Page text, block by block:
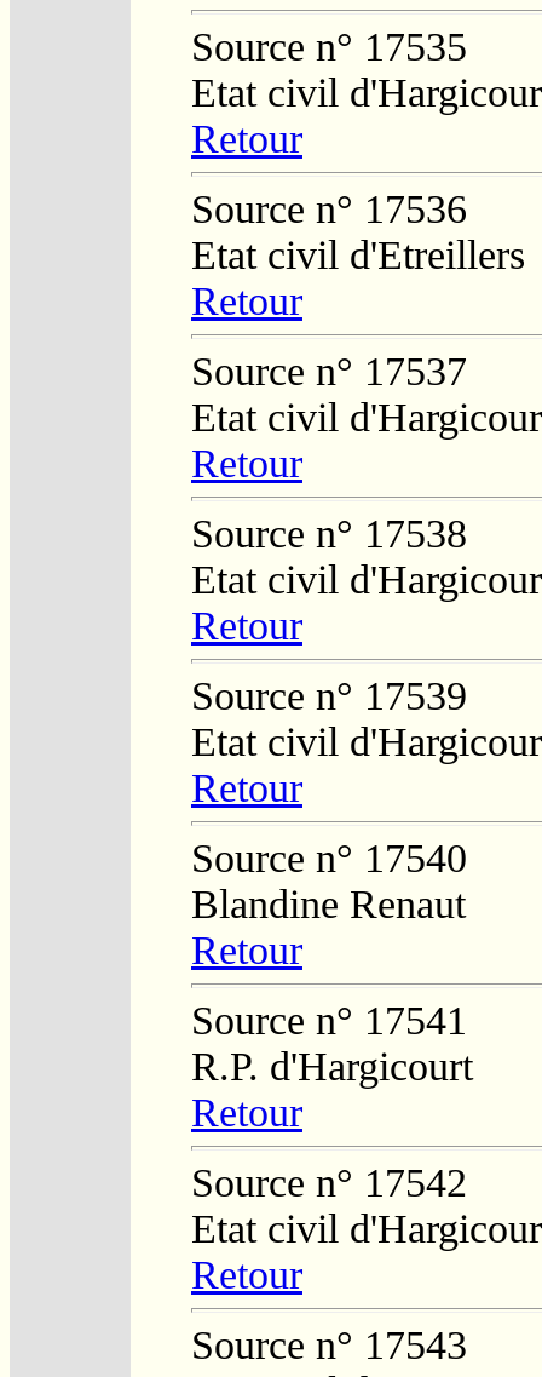
Source n° 17535
Etat civil
Retour
Source n° 17536
Etat civil d'Etreillers
Retour
Source n° 17537
Etat civil
Retour
Source n° 17538
Etat civil
Retour
Source n° 17539
Etat civil
Retour
Source n° 17540
Blandine Renaut
Retour
Source n° 17541
R.P. d'Hargicourt
Retour
Source n° 17542
Etat civil
Retour
Source n° 17543